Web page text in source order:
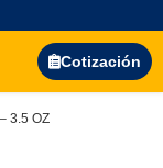
Cotización
3.5 OZ